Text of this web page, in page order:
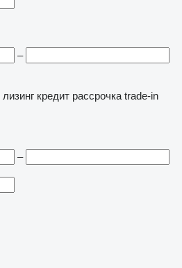
–
лизинг кредит рассрочка trade-in
–